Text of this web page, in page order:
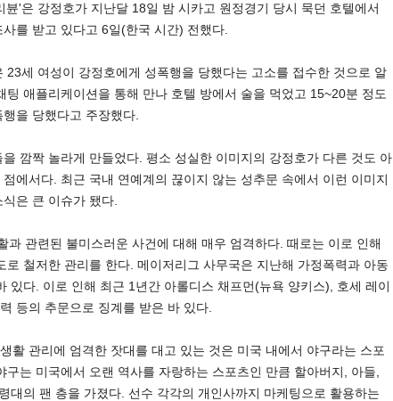
'은 강정호가 지난달 18일 밤 시카고 원정경기 당시 묵던 호텔에서
를 받고 있다고 6일(한국 시간) 전했다.
23세 여성이 강정호에게 성폭행을 당했다는 고소를 접수한 것으로 알
팅 애플리케이션을 통해 만나 호텔 방에서 술을 먹었고 15~20분 정도
을 당했다고 주장했다.
깜짝 놀라게 만들었다. 평소 성실한 이미지의 강정호가 다른 것도 아
에서다. 최근 국내 연예계의 끊이지 않는 성추문 속에서 이런 이미지
은 큰 이슈가 됐다.
과 관련된 불미스러운 사건에 대해 매우 엄격하다. 때로는 이로 인해
로 철저한 관리를 한다. 메이저리그 사무국은 지난해 가정폭력과 아동
있다. 이로 인해 최근 1년간 아롤디스 채프먼(뉴욕 양키스), 호세 레이
등의 추문으로 징계를 받은 바 있다.
활 관리에 엄격한 잣대를 대고 있는 것은 미국 내에서 야구라는 스포
구는 미국에서 오랜 역사를 자랑하는 스포츠인 만큼 할아버지, 아들,
대의 팬 층을 가졌다. 선수 각각의 개인사까지 마케팅으로 활용하는